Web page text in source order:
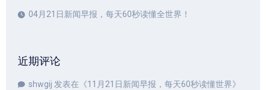
04月21日新闻早报，每天60秒读懂全世界！
近期评论
shwgij 发表在《11月21日新闻早报，每天60秒读懂世界》